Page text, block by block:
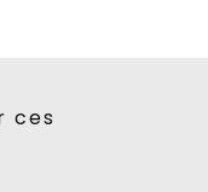
ces